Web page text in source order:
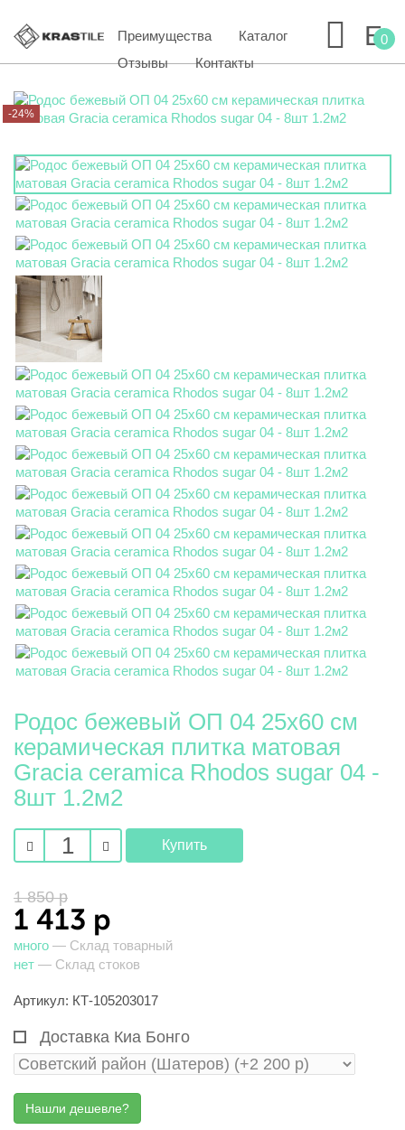
Преимущества
Каталог
Отзывы
Контакты
0
-24%
Родос бежевый ОП 04 25х60 см
керамическая плитка матовая
Gracia ceramica Rhodos sugar 04 -
8шт 1.2м2
1 850 р
1 413 р
много — Склад товарный
нет — Склад стоков
Артикул: КТ-105203017
Доставка Киа Бонго